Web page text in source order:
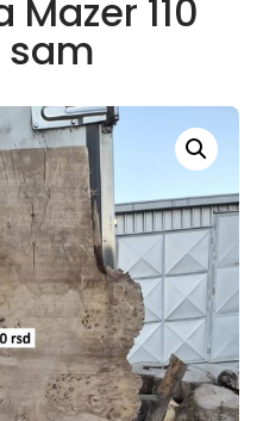
110
sam